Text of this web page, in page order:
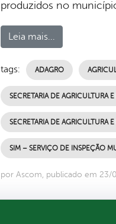
produzidos no
Leia mais...
tags: ADAGRO
SECRETARIA DE AGRICULTURA
SECRETARIA DE AGRICULTURA
SIM – SERVIÇO DE INSPEÇÃO
por Ascom, publicado em 23/